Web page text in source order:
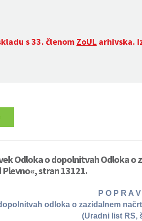
s 33. členom ZoUL arhivska.
Odloka o dopolnitvah Odloka o
Plevno«, stran 13121.
P O P R A
odloka o zazidalnem
(Uradni list RS,